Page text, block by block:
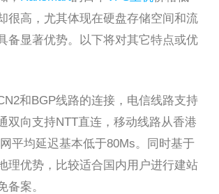
很高，尤其体现在硬盘存储空间和流
备显著优势。以下将对其它特点或优
和BGP线路的连接，电信线路支持
双向支持NTT直连，移动线路从香港
平均延迟基本低于80Ms。同时基于
理优势，比较适合国内用户进行建站
备案。